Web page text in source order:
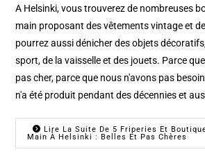
A Helsinki, vous trouverez de nombreuses
main proposant des vêtements vintage et
pourrez aussi dénicher des objets
sport, de la vaisselle et des jouets. Parce
pas cher, parce que nous n'avons pas
n'a été produit pendant des décennies et
Lire La Suite De 5 Friperies Et
Main À Helsinki : Belles Et Pas Chères